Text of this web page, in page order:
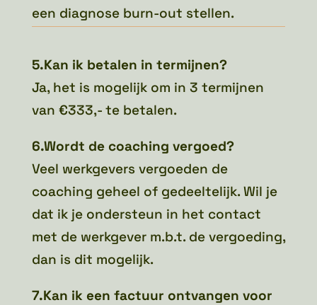
een diagnose burn-out stellen.
5.Kan ik betalen in termijnen?
Ja, het is mogelijk om in 3 termijnen
van €333,- te betalen.
6.Wordt de coaching vergoed?
Veel werkgevers vergoeden de
coaching geheel of gedeeltelijk. Wil je
dat ik je ondersteun in het contact
met de werkgever m.b.t. de vergoeding,
dan is dit mogelijk.
7.Kan ik een factuur ontvangen voor